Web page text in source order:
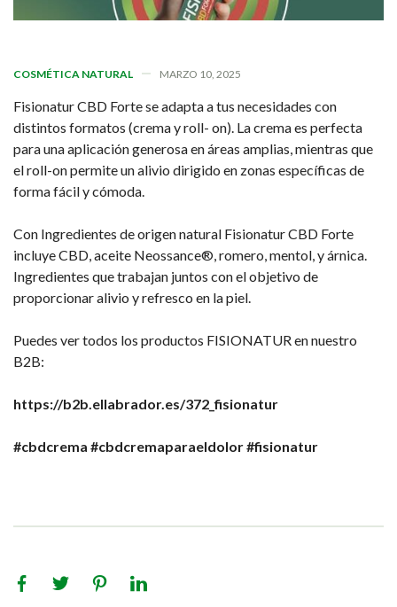
COSMÉTICA NATURAL MARZO 10, 2025
Fisionatur CBD Forte se adapta a tus necesidades con
distintos formatos (crema y roll- on). La crema es perfecta
para una aplicación generosa en áreas amplias, mientras que
el roll-on permite un alivio dirigido en zonas específicas de
forma fácil y cómoda.
Con Ingredientes de origen natural Fisionatur CBD Forte
incluye CBD, aceite Neossance®, romero, mentol, y árnica.
Ingredientes que trabajan juntos con el objetivo de
proporcionar alivio y refresco en la piel.
Puedes ver todos los productos FISIONATUR en nuestro
B2B:
https://b2b.ellabrador.es/372_fisionatur
#cbdcrema #cbdcremaparaeldolor#fisionatur